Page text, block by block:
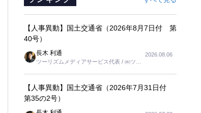
【人事異動】国土交通省（2026年8月7日付 第
40号）
長木 利通
ツーリズムメディアサービス代表 / ㈱ツー
2026.08.06
【人事異動】国土交通省（2026年7月31日付
第35の2号）